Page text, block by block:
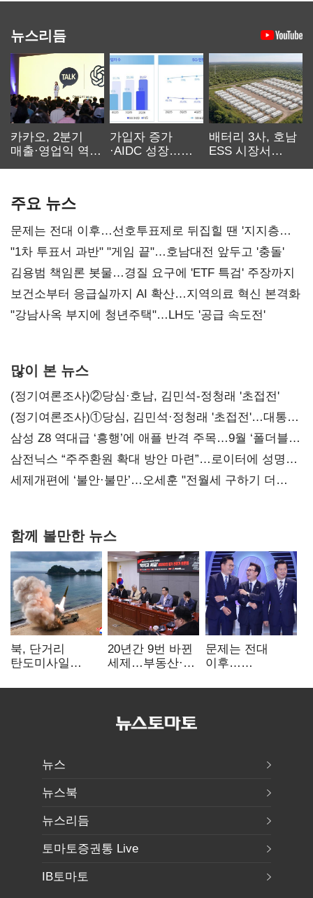
뉴스리듬
카카오, 2분기
매출·영업익 역대
가입자 증가
·AIDC 성장…
배터리 3사, 호남
ESS 시장서
주요 뉴스
문제는 전대 이후…선호투표제로 뒤집힐 땐 '지지층
불복'
"1차 투표서 과반" "게임 끝"…호남대전 앞두고 '충돌'
김용범 책임론 봇물…경질 요구에 'ETF 특검' 주장까지
보건소부터 응급실까지 AI 확산…지역의료 혁신 본격화
"강남사옥 부지에 청년주택"…LH도 '공급 속도전'
많이 본 뉴스
(정기여론조사)②당심·호남, 김민석-정청래 '초접전'
(정기여론조사)①당심, 김민석·정청래 '초접전'…대통령
지지도 '50% 아래로'(종합)
삼성 Z8 역대급 ‘흥행’에 애플 반격 주목…9월 ‘폴더블
대전’
삼전닉스 “주주환원 확대 방안 마련”…로이터에 성명
보내
세제개편에 ‘불안·불만’…오세훈 "전월세 구하기 더
함께 볼만한 뉴스
북, 단거리
탄도미사일
"즉각 중단 촉구"
20년간 9번 바뀐
세제…부동산·
건드렸다
문제는 전대
이후…
뒤집힐 땐
뉴스
뉴스북
뉴스리듬
토마토증권통 Live
IB토마토